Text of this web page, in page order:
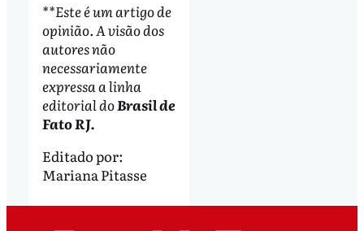
**Este é um artigo de
opinião. A visão dos
autores não
necessariamente
expressa a linha
editorial doBrasil de
Fato RJ.
Editado por:
Mariana Pitasse